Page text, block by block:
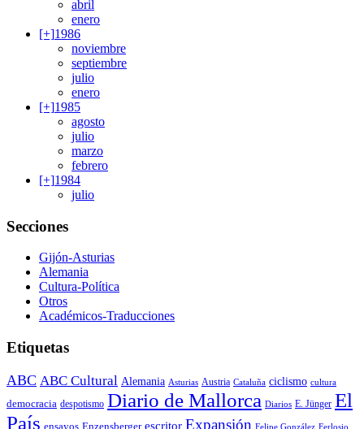
abril
enero
[+]1986
noviembre
septiembre
julio
enero
[+]1985
agosto
julio
marzo
febrero
[+]1984
julio
Secciones
Gijón-Asturias
Alemania
Cultura-Política
Otros
Académicos-Traducciones
Etiquetas
ABC ABC Cultural Alemania Asturias Austria Cataluña ciclismo cultura
democracia despotismo Diario de Mallorca Diarios E. Jünger El
País ensayos Enzensberger escritor Expansión Felipe González Ferlosio